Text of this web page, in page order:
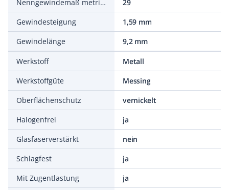
Nenngewindemaß metrisch/PG
29
Gewindesteigung
1,59 mm
Gewindelänge
9,2 mm
Werkstoff
Metall
Werkstoffgüte
Messing
Oberflächenschutz
vernickelt
Halogenfrei
ja
Glasfaserverstärkt
nein
Schlagfest
ja
Mit Zugentlastung
ja